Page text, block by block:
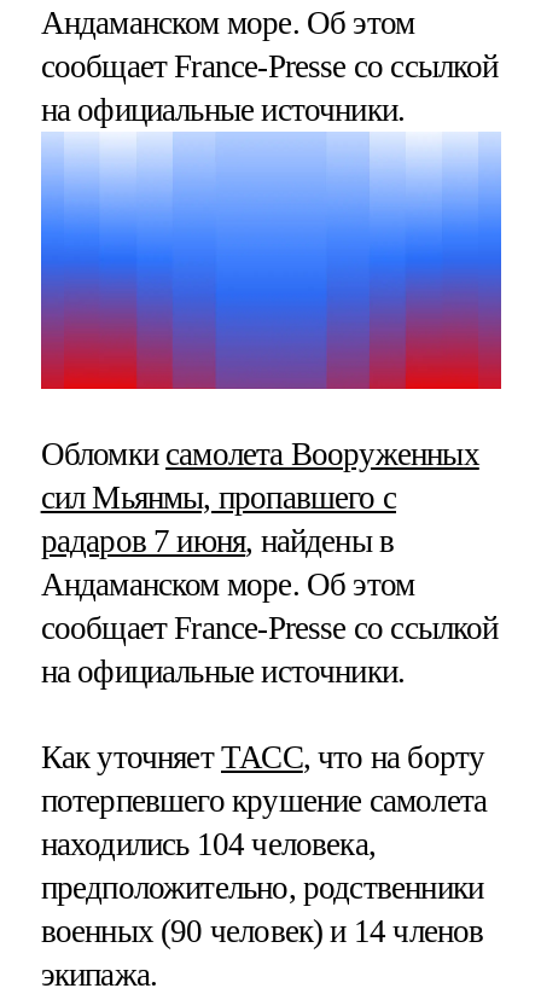
Андаманском море. Об этом
сообщает France-Presse со ссылкой
на официальные источники.
Обломки самолета Вооруженных
сил Мьянмы, пропавшего с
радаров 7 июня, найдены в
Андаманском море. Об этом
сообщает France-Presse со ссылкой
на официальные источники.
Как уточняетТАСС, что на борту
потерпевшего крушение самолета
находились 104 человека,
предположительно, родственники
военных (90 человек) и 14 членов
экипажа.